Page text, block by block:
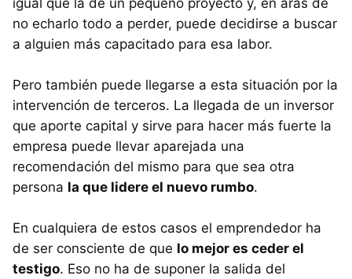
igual que la de un pequeño proyecto y, en aras de
no echarlo todo a perder, puede decidirse a buscar
a alguien más capacitado para esa labor.
Pero también puede llegarse a esta situación por la
intervención de terceros. La llegada de un inversor
que aporte capital y sirve para hacer más fuerte la
empresa puede llevar aparejada una
recomendación del mismo para que sea otra
persona la que lidere el nuevo rumbo.
En cualquiera de estos casos el emprendedor ha
de ser consciente de que lo mejor es ceder el
testigo. Eso no ha de suponer la salida del